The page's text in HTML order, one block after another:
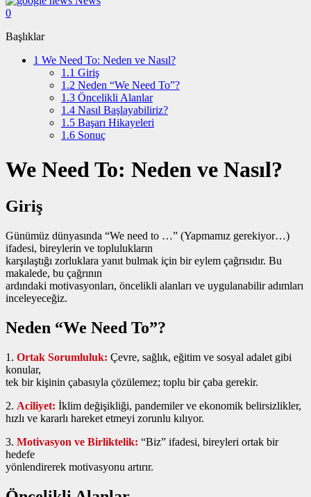
0
Başlıklar
1 We Need To: Neden ve Nasıl?
1.1 Giriş
1.2 Neden “We Need To”?
1.3 Öncelikli Alanlar
1.4 Nasıl Başlayabiliriz?
1.5 Başarı Hikayeleri
1.6 Sonuç
We Need To: Neden ve Nasıl?
Giriş
Günümüz dünyasında “We need to …” (Yapmamız gerekiyor…)
ifadesi, bireylerin ve toplulukların
karşılaştığı zorluklara yanıt bulmak için bir eylem çağrısıdır. Bu
makalede, bu çağrının
ardındaki motivasyonları, öncelikli alanları ve uygulanabilir adımları
inceleyeceğiz.
Neden “We Need To”?
1. Ortak Sorumluluk: Çevre, sağlık, eğitim ve sosyal adalet gibi
konular,
tek bir kişinin çabasıyla çözülemez; toplu bir çaba gerekir.
2. Aciliyet: İklim değişikliği, pandemiler ve ekonomik belirsizlikler,
hızlı ve kararlı hareket etmeyi zorunlu kılıyor.
3. Motivasyon ve Birliktelik: “Biz” ifadesi, bireyleri ortak bir
hedefe
yönlendirerek motivasyonu artırır.